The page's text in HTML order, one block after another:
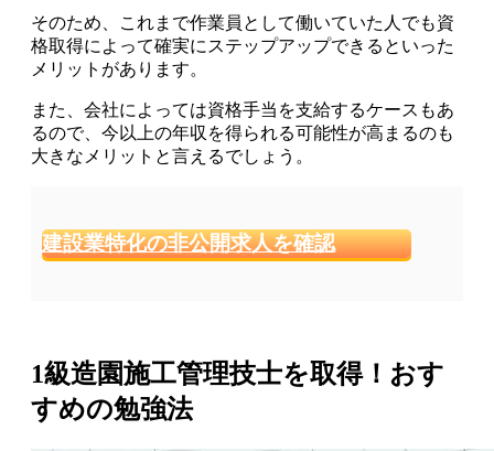
そのため、これまで作業員として働いていた人でも資
格取得によって確実にステップアップできるといった
メリット があります。
また、会社によっては資格手当を支給するケースもあ
るので、今以上の年収を得られる可能性が高まるのも
大きなメリットと言えるでしょう。
建設業特化の非公開求人を確認
1級造園施工管理技士を取得！おす
すめの勉強法